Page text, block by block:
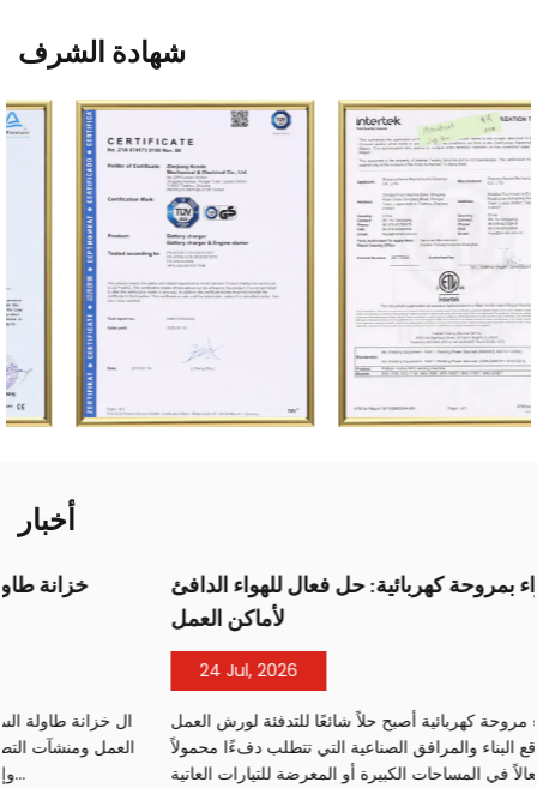
شهادة الشرف
أخبار
سخان الهواء بمروحة كهربائية: حل فعال للهواء الدافئ
ال سخان الهواء مروحة كهربائية أصبح حلاً شائعًا للتدفئة لورش العمل
والمستودعات ومواقع البناء والمرافق الصناعية التي تتطلب دفءًا محمولاً
وفعالاً في المساحات الكبيرة أو المعرضة للتيارات العاتية...